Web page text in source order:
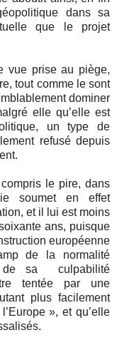
dans sa
que le projet
vue prise au piège,
tout comme le sont
dominer
elle qu’elle est
un type de
refusé depuis
le pire, dans
soumet en effet
et il lui est moins
ans, puisque
européenne
de la normalité
de sa
culpabilité
tentée par une
plus facilement
», et qu’elle